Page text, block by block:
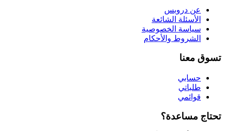
عن دروبس
الأسئلة الشائعة
سياسة الخصوصية
الشروط والأحكام
تسوق معنا
حسابي
طلباتي
قوائمي
تحتاج مساعدة؟